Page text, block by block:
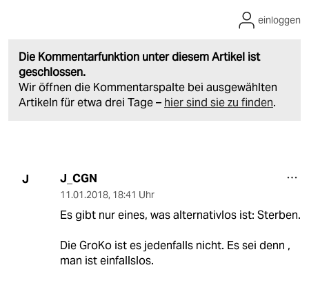
Die Kommentarfunktion unter diesem Artikel ist
geschlossen.
Wir öffnen die Kommentarspalte bei ausgewählten
Artikeln für etwa drei Tage – hier sind sie zu finden.
einloggen
J J_CGN
11.01.2018, 18:41 Uhr
Es gibt nur eines, was alternativlos ist: Sterben.
Die GroKo ist es jedenfalls nicht. Es sei denn ,
man ist einfallslos.